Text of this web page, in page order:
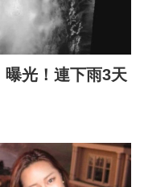
曝光！連下雨3天